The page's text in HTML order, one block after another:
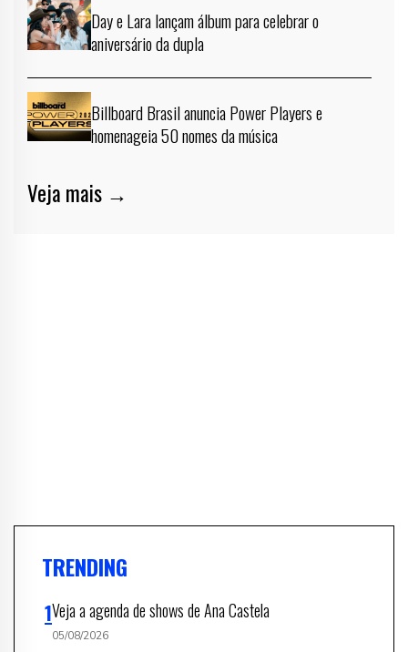
Day e Lara lançam álbum para celebrar o
aniversário da dupla
Billboard Brasil anuncia Power Players e
homenageia 50 nomes da música
Veja mais →
TRENDING
Veja a agenda de shows de Ana Castela
05/08/2026